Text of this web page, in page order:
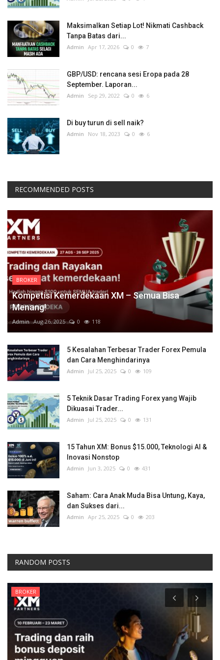
Maksimalkan Setiap Lot! Nikmati Cashback
Tanpa Batas dari...
Admin Apr 17, 2026 0 7
GBP/USD: rencana sesi Eropa pada 28
September. Laporan...
Admin Sep 29, 2022 0 6
Di buy turun di sell naik?
Admin Nov 18, 2023 0 6
RECOMMENDED POSTS
BROKER
Kompetisi Kemerdekaan XM – Semua Bisa
Menang!
Admin Aug 26, 2025 0 118
5 Kesalahan Terbesar Trader Forex Pemula
dan Cara Menghindarinya
Admin Jul 25, 2025 0 109
5 Teknik Dasar Trading Forex yang Wajib
Dikuasai Trader...
Admin Jul 25, 2025 0 131
15 Tahun XM: Bonus $15.000, Teknologi AI &
Inovasi Nonstop
Admin Jun 3, 2025 0 431
Saham: Cara Anak Muda Bisa Untung, Kaya,
dan Sukses dari...
Admin Apr 25, 2025 0 203
RANDOM POSTS
BROKER